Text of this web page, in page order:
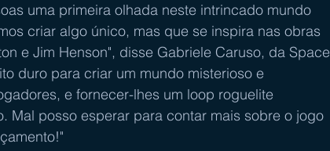
uma primeira olhada neste intrincado mundo
criar algo único, mas que se inspira nas obras
e Jim Henson", disse Gabriele Caruso, da Space
duro para criar um mundo misterioso e
e fornecer-lhes um loop roguelite
Mal posso esperar para contar mais sobre o jogo